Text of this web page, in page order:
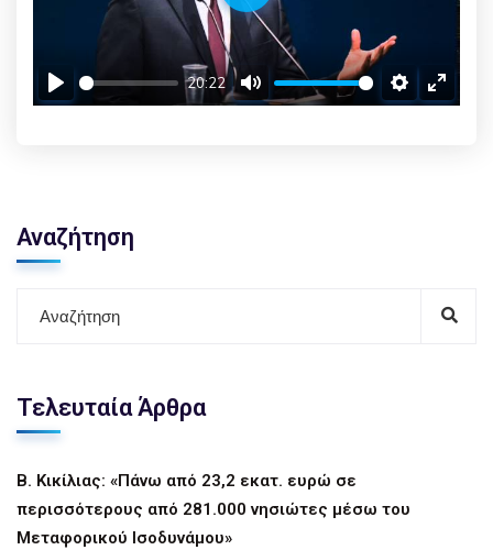
Play
20:22
Mute SettingsEnter
Play
Αναζήτηση
Τελευταία Άρθρα
Β. Κικίλιας: «Πάνω από 23,2 εκατ. ευρώ σε
περισσότερους από 281.000 νησιώτες μέσω του
Μεταφορικού Ισοδυνάμου»